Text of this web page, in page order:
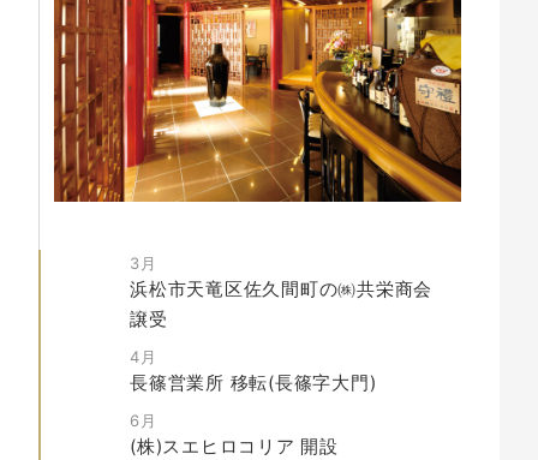
3月
浜松市天竜区佐久間町の㈱共栄商会
譲受
4月
長篠営業所 移転(長篠字大門)
6月
(株)スエヒロコリア 開設